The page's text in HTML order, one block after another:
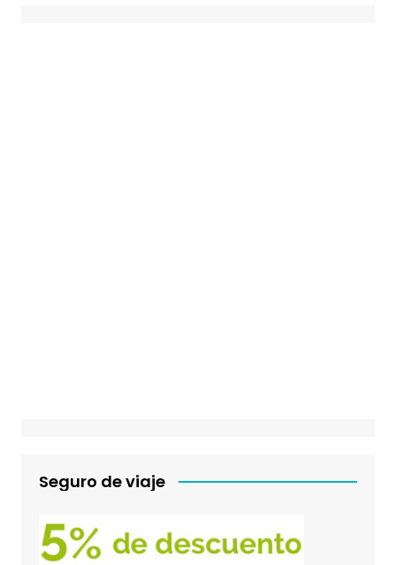
Seguro de viaje